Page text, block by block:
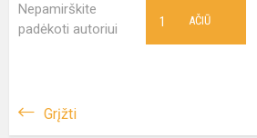
Nepamirškite
padėkoti autoriui
AČIŪ
1
Grįžti